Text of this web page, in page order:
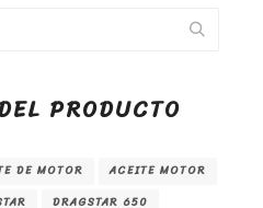
PRODUCTO
DE MOTOR
ACEITE MOTOR
DRAGSTAR 650